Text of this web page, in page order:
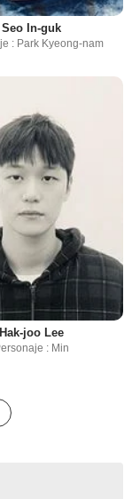
Seo In-guk
: Park Kyeong-nam
Hak-joo Lee
: Min